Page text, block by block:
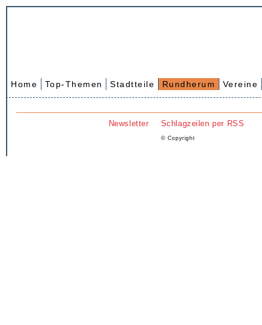
Home Top-Themen Stadtteile Rundherum Vereine
Newsletter Schlagzeilen per RSS
© Copyright